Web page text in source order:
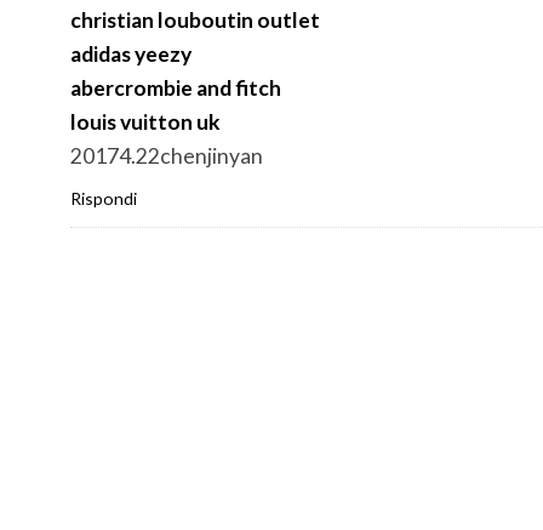
christian louboutin outlet
adidas yeezy
abercrombie and fitch
louis vuitton uk
20174.22chenjinyan
Rispondi